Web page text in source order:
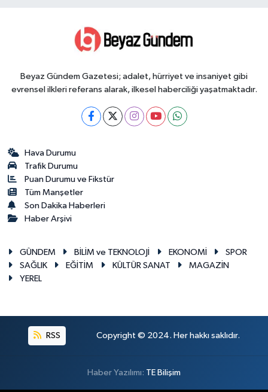
Beyaz Gündem Gazetesi; adalet, hürriyet ve insaniyet gibi
evrensel ilkleri referans alarak, ilkesel haberciliği yaşatmaktadır.
Hava Durumu
Trafik Durumu
Puan Durumu ve Fikstür
Tüm Manşetler
Son Dakika Haberleri
Haber Arşivi
GÜNDEM BİLİM ve TEKNOLOJİ EKONOMİ
SPOR
SAĞLIK
EĞİTİM KÜLTÜR SANAT
MAGAZİN
YEREL
RSS Copyright © 2024. Her hakkı saklıdır.
Haber Yazılımı: TE Bilişim